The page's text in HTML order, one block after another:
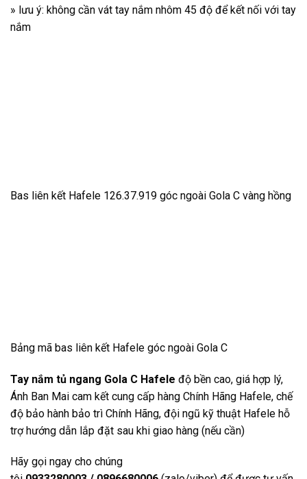
» lưu ý: không cần vát tay nắm nhôm 45 độ để kết nối với tay
nắm
Bas liên kết Hafele 126.37.919 góc ngoài Gola C vàng hồng
Bảng mã bas liên kết Hafele góc ngoài Gola C
Tay nắm tủ ngang Gola C Hafele độ bền cao, giá hợp lý,
Ánh Ban Mai cam kết cung cấp hàng Chính Hãng Hafele, chế
độ bảo hành bảo trì Chính Hãng, đội ngũ kỹ thuật Hafele hỗ
trợ hướng dẫn lắp đặt sau khi giao hàng (nếu cần)
Hãy gọi ngay cho chúng